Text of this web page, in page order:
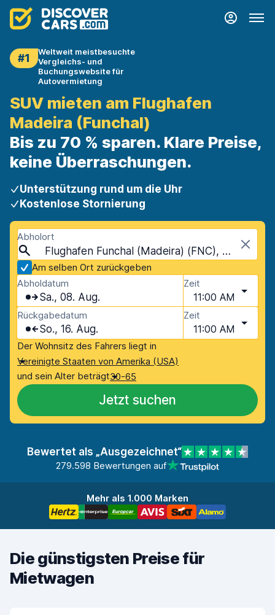
#1
Weltweit meistbesuchte
Vergleichs- und
Buchungswebsite für
Autovermietung
SUV mieten am Flughafen
Madeira (Funchal)
Bis zu 70 % sparen. Klare Preise,
keine Überraschungen.
Unterstützung rund um die Uhr
Kostenlose Stornierung
Abholort
Flughafen Funchal (Madeira) (FNC), Madeira, Portugal
Am selben Ort zurückgeben
Abholdatum
Sa., 08. Aug.
Zeit
11:00 AM
Rückgabedatum
So., 16. Aug.
Zeit
11:00 AM
Der Wohnsitz des Fahrers liegt in
Vereinigte Staaten von Amerika (USA)
und sein Alter beträgt30-65
Jetzt suchen
Bewertet als „Ausgezeichnet“
279.598 Bewertungen auf
Mehr als 1.000 Marken
Die günstigsten Preise für
Mietwagen